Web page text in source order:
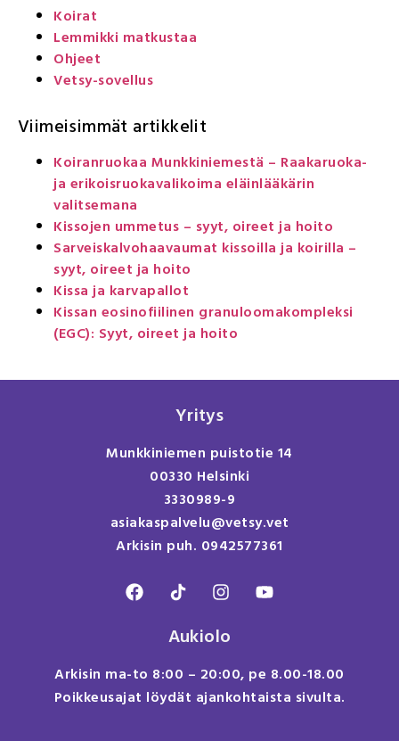
Koirat
Lemmikki matkustaa
Ohjeet
Vetsy-sovellus
Viimeisimmät artikkelit
Koiranruokaa Munkkiniemestä – Raakaruoka-
ja erikoisruokavalikoima eläinlääkärin
valitsemana
Kissojen ummetus – syyt, oireet ja hoito
Sarveiskalvohaavaumat kissoilla ja koirilla –
syyt, oireet ja hoito
Kissa ja karvapallot
Kissan eosinofiilinen granuloomakompleksi
(EGC): Syyt, oireet ja hoito
Yritys
Munkkiniemen puistotie 14
00330 Helsinki
3330989-9
asiakaspalvelu@vetsy.vet
Arkisin puh. 0942577361
Aukiolo
Arkisin ma-to 8:00 – 20:00, pe 8.00-18.00
Poikkeusajat löydät ajankohtaista sivulta.